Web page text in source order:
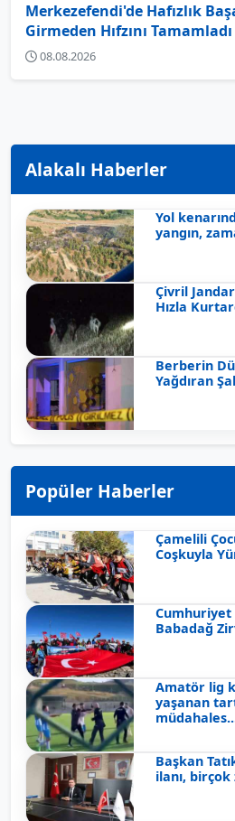
Merkezefendi'de Hafızlık
Girmeden Hıfzını Tamamladı
08.08.2026
Alakalı Haberler
Yol
yangın,
Çivril
Hızla
Berberin
Yağdıran
Popüler Haberler
Çamelili
Coşkuyla
Cumhuriyet
Babadağ
Amatör lig
yaşanan
Başkan
ilanı, birçok